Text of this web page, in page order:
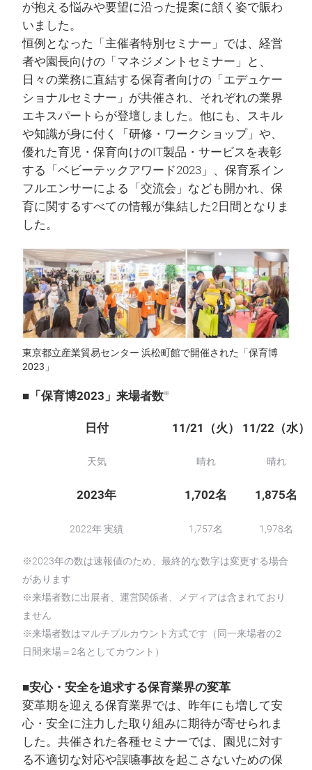
が抱える悩みや要望に沿った提案に頷く姿で賑わ
いました。
恒例となった「主催者特別セミナー」では、経営
者や園長向けの「マネジメントセミナー」と、
日々の業務に直結する保育者向けの「エデュケー
ショナルセミナー」が共催され、それぞれの業界
エキスパートらが登壇しました。他にも、スキル
や知識が身に付く「研修・ワークショップ」や、
優れた育児・保育向けのIT製品・サービスを表彰
する「ベビーテックアワード2023」、保育系イン
フルエンサーによる「交流会」なども開かれ、保
育に関するすべての情報が集結した2日間となりま
した。
東京都立産業貿易センター 浜松町館で開催された「保育博
2023」
■「保育博2023」来場者数※
日付 11/21（火） 11/22（水）
天気 晴れ 晴れ
2023年 1,702名 1,875名
2022年 実績 1,757名 1,978名
※2023年の数は速報値のため、最終的な数字は変更する場合
があります
※来場者数に出展者、運営関係者、メディアは含まれており
ません
※来場者数はマルチプルカウント方式です（同一来場者の2
日間来場＝2名としてカウント）
■安心・安全を追求する保育業界の変革
変革期を迎える保育業界では、昨年にも増して安
心・安全に注力した取り組みに期待が寄せられま
した。共催された各種セミナーでは、園児に対す
る不適切な対応や誤嚥事故を起こさないための保